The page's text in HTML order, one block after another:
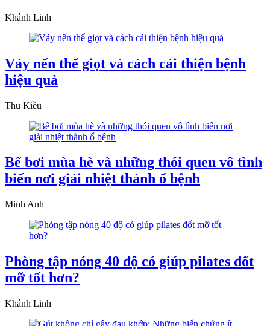
Khánh Linh
Vảy nến thể giọt và cách cải thiện bệnh
hiệu quả
Thu Kiều
Bể bơi mùa hè và những thói quen vô tình
biến nơi giải nhiệt thành ổ bệnh
Minh Anh
Phòng tập nóng 40 độ có giúp pilates đốt
mỡ tốt hơn?
Khánh Linh